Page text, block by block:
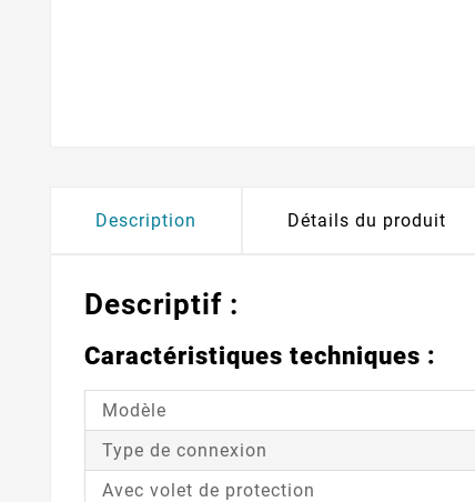
Description Détails du produit
Descriptif :
Caractéristiques techniques :
Modèle
Type de connexion
Avec volet de protection